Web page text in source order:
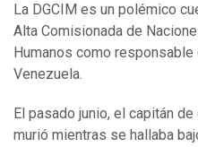
La DGCIM es un polémico
Alta Comisionada de
Humanos como
Venezuela.
El pasado junio, el capitán
murió mientras se hallaba